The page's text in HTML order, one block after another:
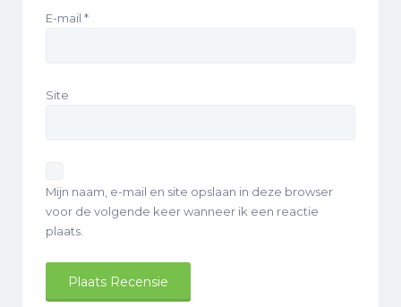
E-mail *
Site
Mijn naam, e-mail en site opslaan in deze browser
voor de volgende keer wanneer ik een reactie
plaats.